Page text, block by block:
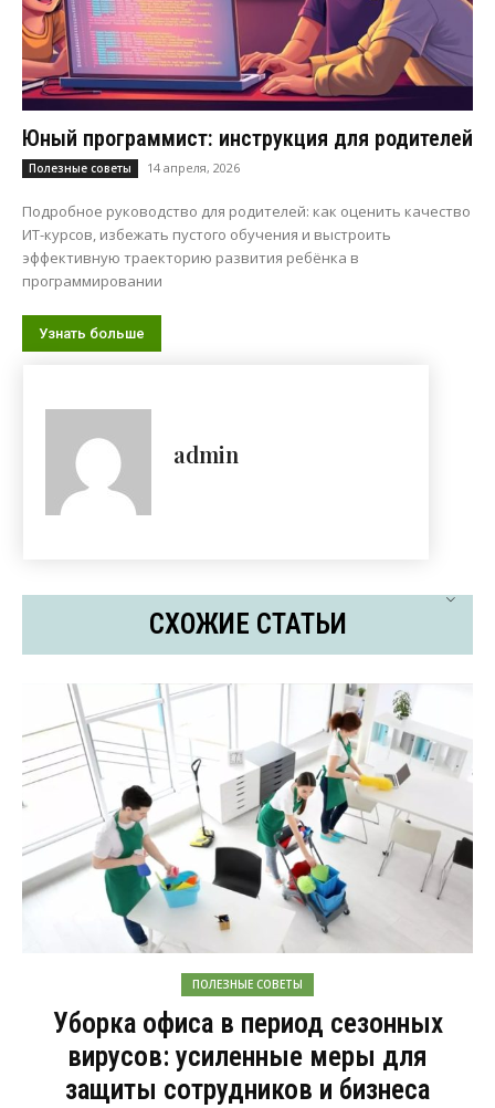
Юный программист: инструкция для родителей
Полезные советы 14 апреля, 2026
Подробное руководство для родителей: как оценить качество
ИТ-курсов, избежать пустого обучения и выстроить
эффективную траекторию развития ребёнка в
программировании
Узнать больше
admin
СХОЖИЕ СТАТЬИ
ПОЛЕЗНЫЕ СОВЕТЫ
Уборка офиса в период сезонных
вирусов: усиленные меры для
защиты сотрудников и бизнеса